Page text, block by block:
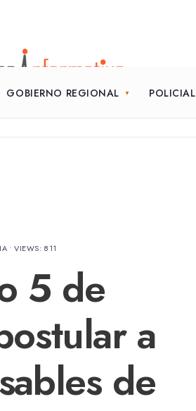
GOBIERNO REGIONAL POLICIAL
•VIEWS: 811
5 de
a
de